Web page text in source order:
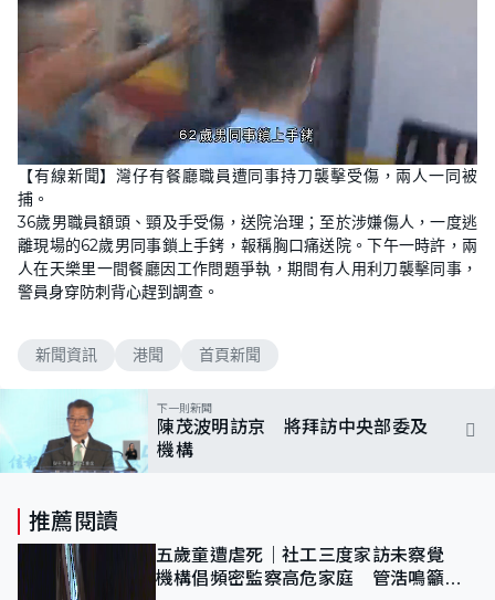
n
m
e
o
a
d
:
8
1
.
2
【有線新聞】灣仔有餐廳職員遭同事持刀襲擊受傷，兩人一同被
捕。
36歲男職員額頭、頸及手受傷，送院治理；至於涉嫌傷人，一度逃
離現場的62歲男同事鎖上手銬，報稱胸口痛送院。下午一時許，兩
人在天樂里一間餐廳因工作問題爭執，期間有人用利刀襲擊同事，
警員身穿防刺背心趕到調查。
新聞資訊 港聞 首頁新聞
下一則新聞
陳茂波明訪京 將拜訪中央部委及
機構
推薦閱讀
五歲童遭虐死｜社工三度家訪未察覺
機構倡頻密監察高危家庭 管浩鳴籲加